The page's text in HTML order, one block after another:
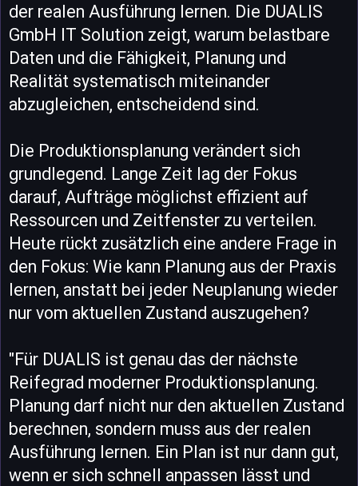
der realen Ausführung lernen. Die DUALIS
GmbH IT Solution zeigt, warum belastbare
Daten und die Fähigkeit, Planung und
Realität systematisch miteinander
abzugleichen, entscheidend sind.
Die Produktionsplanung verändert sich
grundlegend. Lange Zeit lag der Fokus
darauf, Aufträge möglichst effizient auf
Ressourcen und Zeitfenster zu verteilen.
Heute rückt zusätzlich eine andere Frage in
den Fokus: Wie kann Planung aus der Praxis
lernen, anstatt bei jeder Neuplanung wieder
nur vom aktuellen Zustand auszugehen?
"Für DUALIS ist genau das der nächste
Reifegrad moderner Produktionsplanung.
Planung darf nicht nur den aktuellen Zustand
berechnen, sondern muss aus der realen
Ausführung lernen. Ein Plan ist nur dann gut,
wenn er sich schnell anpassen lässt und